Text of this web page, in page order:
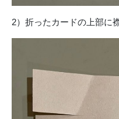
2）折ったカードの上部に